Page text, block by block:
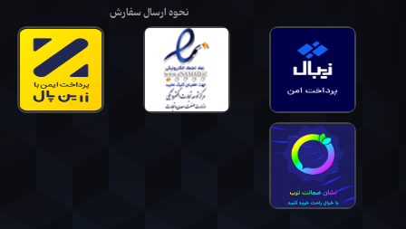
نحوه ارسال سفارش